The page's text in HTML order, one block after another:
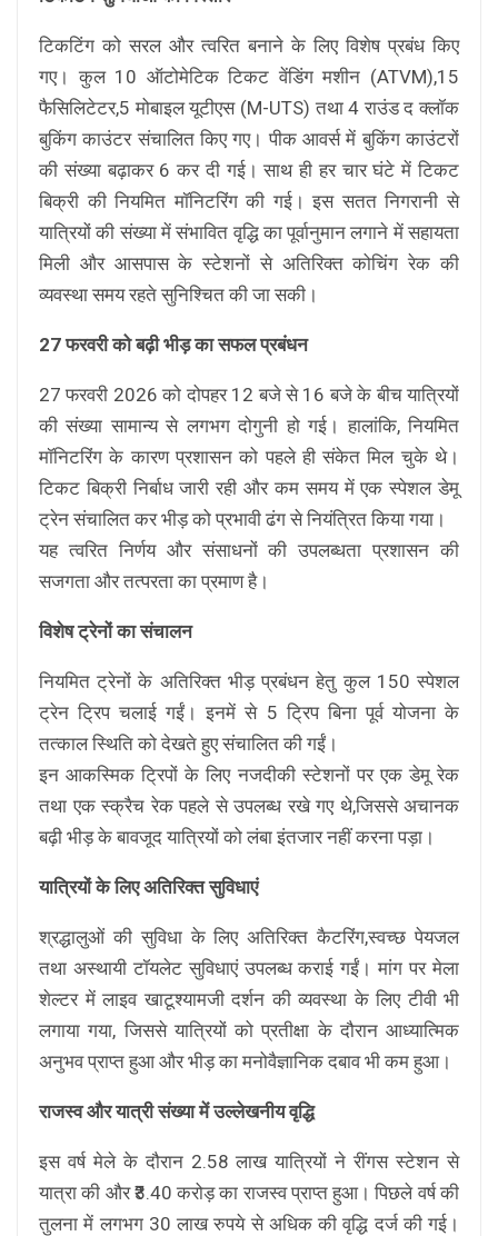
टिकटिंग को सरल और त्वरित बनाने के लिए विशेष प्रबंध किए
गए। कुल 10 ऑटोमेटिक टिकट वेंडिंग मशीन (ATVM),15
फैसिलिटेटर,5 मोबाइल यूटीएस (M-UTS) तथा 4 राउंड द क्लॉक
बुकिंग काउंटर संचालित किए गए। पीक आवर्स में बुकिंग काउंटरों
की संख्या बढ़ाकर 6 कर दी गई। साथ ही हर चार घंटे में टिकट
बिक्री की नियमित मॉनिटरिंग की गई। इस सतत निगरानी से
यात्रियों की संख्या में संभावित वृद्धि का पूर्वानुमान लगाने में सहायता
मिली और आसपास के स्टेशनों से अतिरिक्त कोचिंग रेक की
व्यवस्था समय रहते सुनिश्चित की जा सकी।
27 फरवरी को बढ़ी भीड़ का सफल प्रबंधन
27 फरवरी 2026 को दोपहर 12 बजे से 16 बजे के बीच यात्रियों
की संख्या सामान्य से लगभग दोगुनी हो गई। हालांकि, नियमित
मॉनिटरिंग के कारण प्रशासन को पहले ही संकेत मिल चुके थे।
टिकट बिक्री निर्बाध जारी रही और कम समय में एक स्पेशल डेमू
ट्रेन संचालित कर भीड़ को प्रभावी ढंग से नियंत्रित किया गया।
यह त्वरित निर्णय और संसाधनों की उपलब्धता प्रशासन की
सजगता और तत्परता का प्रमाण है।
विशेष ट्रेनों का संचालन
नियमित ट्रेनों के अतिरिक्त भीड़ प्रबंधन हेतु कुल 150 स्पेशल
ट्रेन ट्रिप चलाई गईं। इनमें से 5 ट्रिप बिना पूर्व योजना के
तत्काल स्थिति को देखते हुए संचालित की गईं।
इन आकस्मिक ट्रिपों के लिए नजदीकी स्टेशनों पर एक डेमू रेक
तथा एक स्क्रैच रेक पहले से उपलब्ध रखे गए थे,जिससे अचानक
बढ़ी भीड़ के बावजूद यात्रियों को लंबा इंतजार नहीं करना पड़ा।
यात्रियों के लिए अतिरिक्त सुविधाएं
श्रद्धालुओं की सुविधा के लिए अतिरिक्त कैटरिंग,स्वच्छ पेयजल
तथा अस्थायी टॉयलेट सुविधाएं उपलब्ध कराई गईं। मांग पर मेला
शेल्टर में लाइव खाटूश्यामजी दर्शन की व्यवस्था के लिए टीवी भी
लगाया गया, जिससे यात्रियों को प्रतीक्षा के दौरान आध्यात्मिक
अनुभव प्राप्त हुआ और भीड़ का मनोवैज्ञानिक दबाव भी कम हुआ।
राजस्व और यात्री संख्या में उल्लेखनीय वृद्धि
इस वर्ष मेले के दौरान 2.58 लाख यात्रियों ने रींगस स्टेशन से
यात्रा की और ₹3.40 करोड़ का राजस्व प्राप्त हुआ। पिछले वर्ष की
तुलना में लगभग 30 लाख रुपये से अधिक की वृद्धि दर्ज की गई।